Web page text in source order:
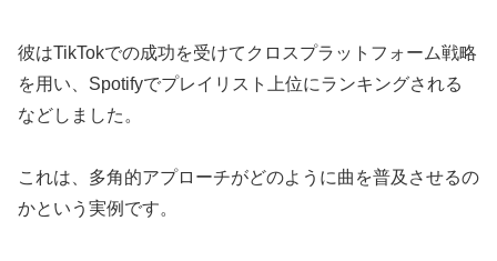
彼はTikTokでの成功を受けてクロスプラットフォーム戦略
を用い、Spotifyでプレイリスト上位にランキングされる
などしました。
これは、多角的アプローチがどのように曲を普及させるの
かという実例です。